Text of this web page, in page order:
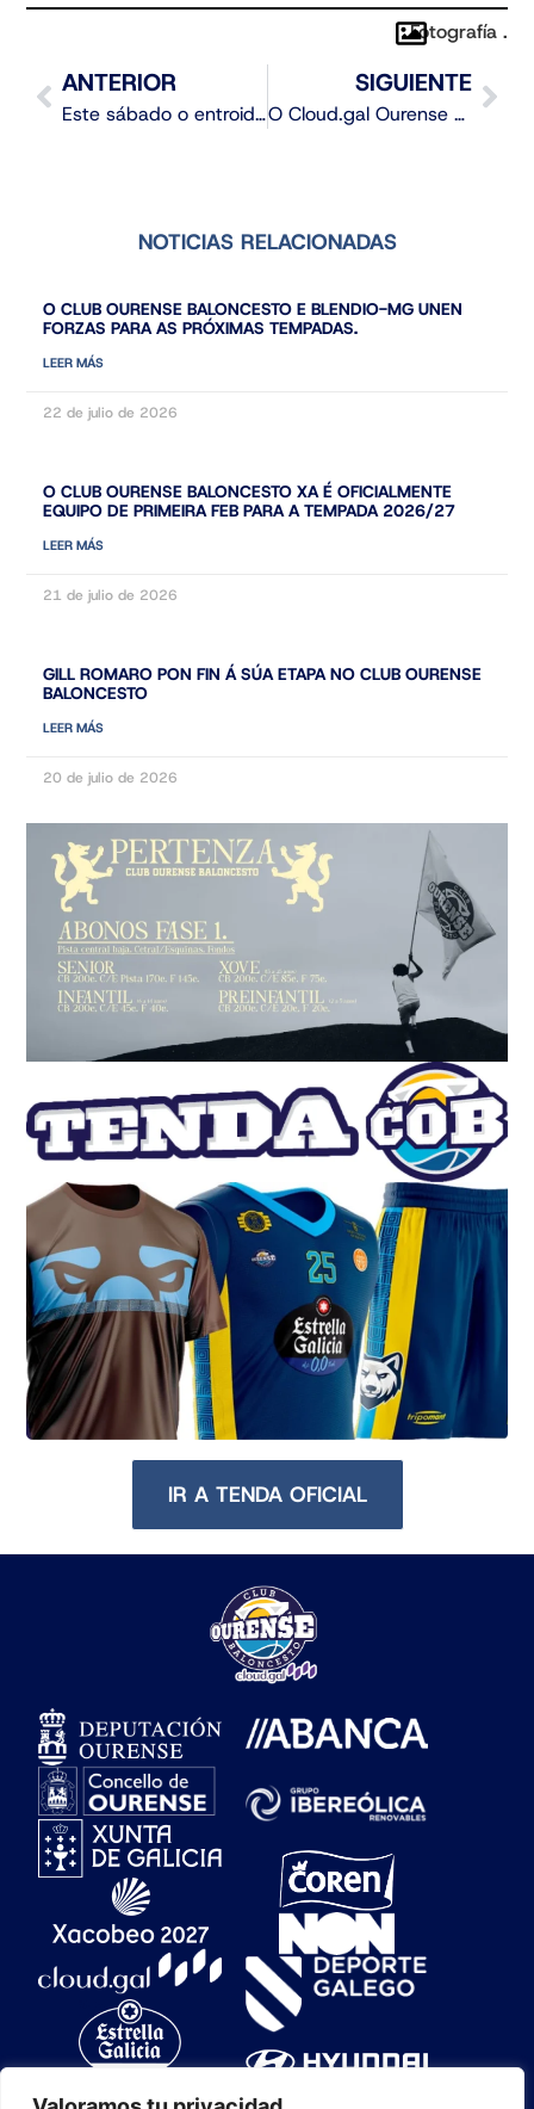
Fotografía .
ANTERIOR
Este sábado o entroido comeza ás 18:00 horas no Paco Paz
SIGUIENTE
O Cloud.gal Ourense cae en Cartagena tras un final de máxima tensión
NOTICIAS RELACIONADAS
O CLUB OURENSE BALONCESTO E BLENDIO-MG UNEN
FORZAS PARA AS PRÓXIMAS TEMPADAS.
LEER MÁS
22 de julio de 2026
O CLUB OURENSE BALONCESTO XA É OFICIALMENTE
EQUIPO DE PRIMEIRA FEB PARA A TEMPADA 2026/27
LEER MÁS
21 de julio de 2026
GILL ROMARO PON FIN Á SÚA ETAPA NO CLUB OURENSE
BALONCESTO
LEER MÁS
20 de julio de 2026
IR A TENDA OFICIAL